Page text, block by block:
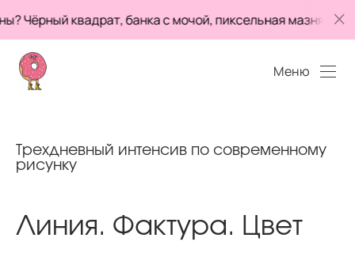
квадрат, банка с мочой, пиксельная мазня…
Меню
Трехдневный интенсив по современному
рисунку
Линия. Фактура. Цвет